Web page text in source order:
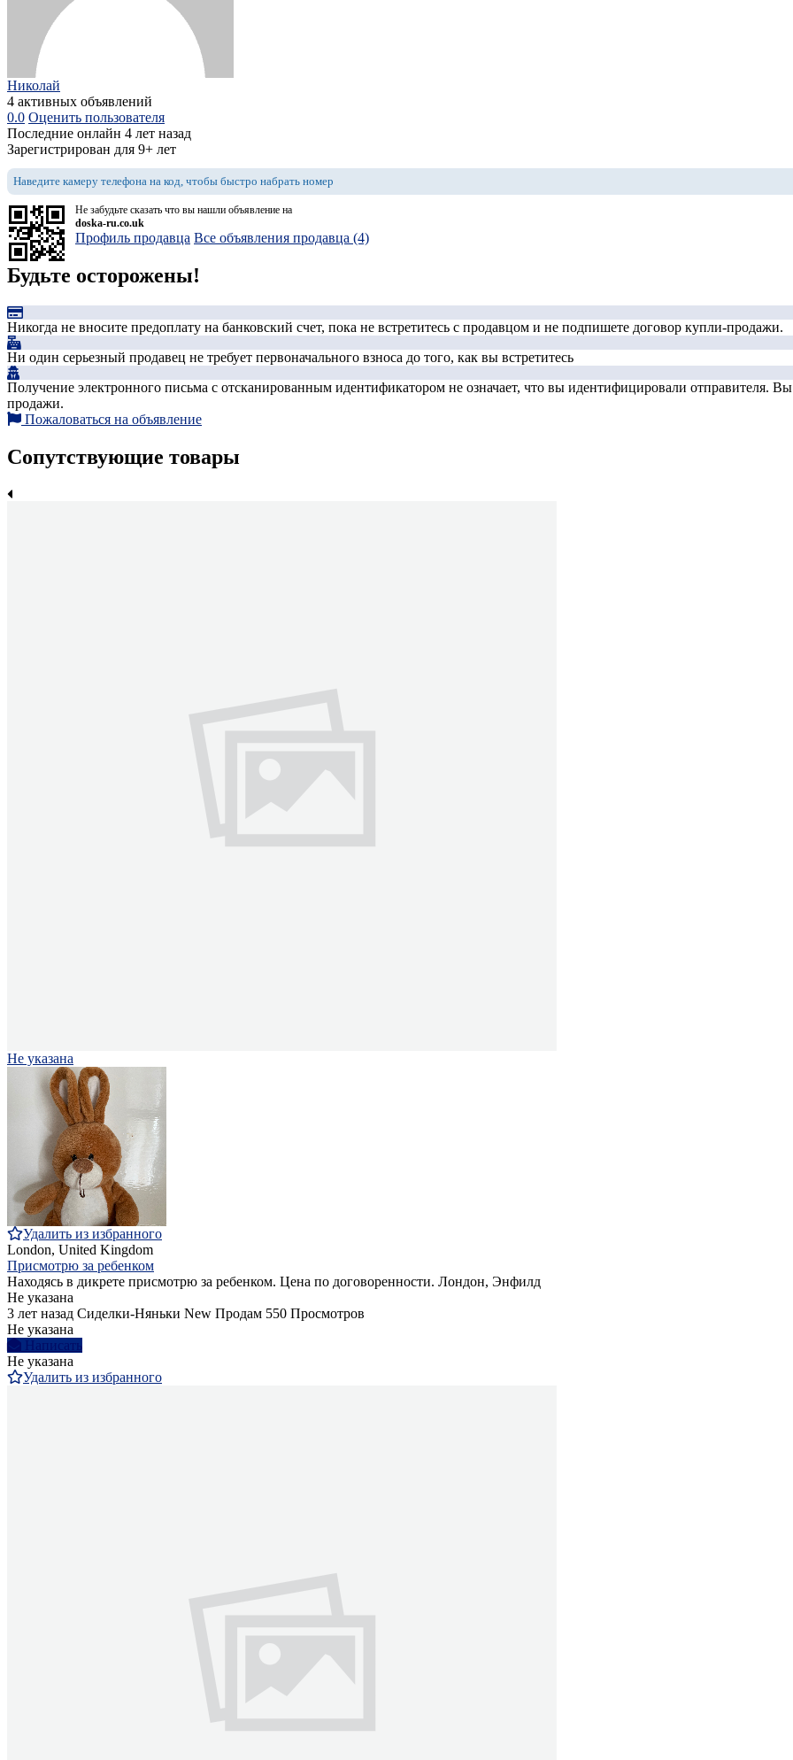
Николай
4 активных объявлений
0.0 Оценить пользователя
Последние онлайн 4 лет назад
Зарегистрирован для 9+ лет
Наведите камеру телефона на код, чтобы быстро набрать номер
Не забудьте сказать что вы нашли объявление на
doska-ru.co.uk
Профиль продавца Все объявления продавца (4)
Будьте осторожены!
Никогда не вносите предоплату на банковский счет, пока не встретитесь с продавцом и не подпишете договор купли-продажи.
Ни один серьезный продавец не требует первоначального взноса до того, как вы встретитесь
Получение электронного письма с отсканированным идентификатором не означает, что вы идентифицировали отправителя. Вы
продажи.
Пожаловаться на объявление
Сопутствующие товары
Не указана
Удалить из избранного
London, United Kingdom
Присмотрю за ребенком
Находясь в дикрете присмотрю за ребенком. Цена по договоренности. Лондон, Энфилд
Не указана
3 лет назад Сиделки-Няньки New Продам 550 Просмотров
Не указана
Написать
Не указана
Удалить из избранного